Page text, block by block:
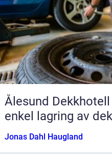
Ålesund Dekkhotell trygg og
enkel lagring av
Jonas Dahl Haugland